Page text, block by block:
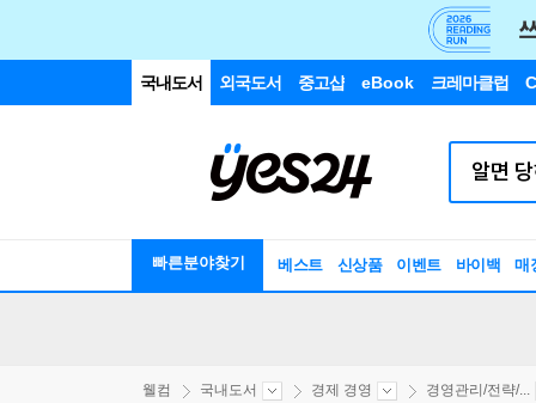
국내도서 외국도서 중고샵 eBook 크레마클럽
빠른분야찾기 베스트 신상품 이벤트 바이백 매
웰컴 국내도서 경제 경영 경영관리/전략/...